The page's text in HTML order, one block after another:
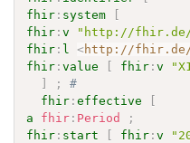
fhir : system
fhir :v "http://fhir.de/
fhir : l <http://fhir.de/
fhir :value fhir :v
;
#
fhir :effective
a
fhir : Period
;
fhir : start fhir :v